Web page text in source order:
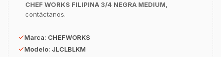
CHEF WORKS FILIPINA 3/4 NEGRA MEDIUM,
contáctanos.
Marca: CHEFWORKS
Modelo: JLCLBLKM
¡Hola Chef! 🍳 Soy GastroBot, tu asesor
de cocina profesional de GastroArt.
equipamiento o utensilios?